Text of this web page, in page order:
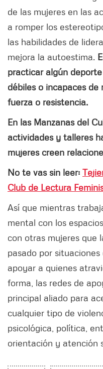
de las mujeres en las
a romper los
las habilidades de
mejora la autoestima.
practicar algún
débiles o incapaces
fuerza o resistencia.
En las Manzanas del
actividades y talleres
mujeres creen
No te vas sin leer:
Club de Lectura
Así que mientras
mental con los
con otras mujeres que
pasado por
apoyar a quienes
forma, las redes de
principal aliado para
cualquier tipo de
psicológica, política,
orientación y atención